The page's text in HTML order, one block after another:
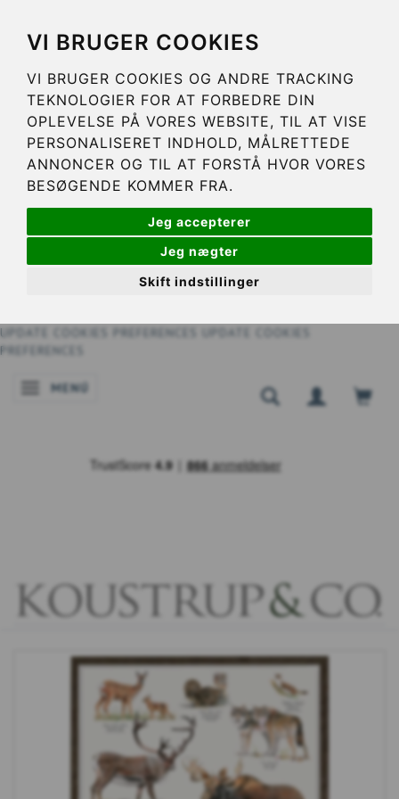
VI BRUGER COOKIES
VI BRUGER COOKIES OG ANDRE TRACKING
TEKNOLOGIER FOR AT FORBEDRE DIN
OPLEVELSE PÅ VORES WEBSITE, TIL AT VISE
PERSONALISERET INDHOLD, MÅLRETTEDE
ANNONCER OG TIL AT FORSTÅ HVOR VORES
BESØGENDE KOMMER FRA.
Jeg accepterer
Jeg nægter
Skift indstillinger
UPDATE COOKIES PREFERENCES
UPDATE COOKIES
PREFERENCES
NAVEGACIÓN DE PALANCA
MENÚ